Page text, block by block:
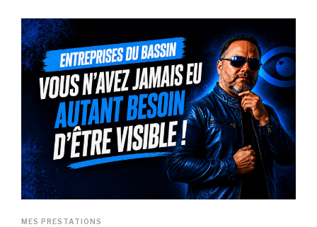
MES PRESTATIONS